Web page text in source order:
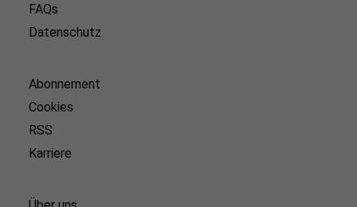
FAQs
Datenschutz
Abonnement
Cookies
RSS
Karriere